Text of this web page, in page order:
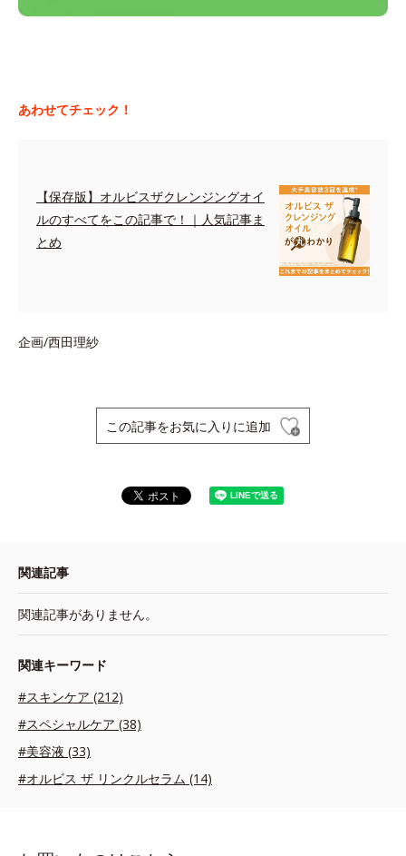
あわせてチェック！
【保存版】オルビスザクレンジングオイ
ルのすべてをこの記事で！｜人気記事ま
とめ
企画/西田理紗
この記事をお気に入りに追加
関連記事
関連記事がありません。
関連キーワード
#スキンケア (212)
#スペシャルケア (38)
#美容液 (33)
#オルビス ザ リンクルセラム (14)